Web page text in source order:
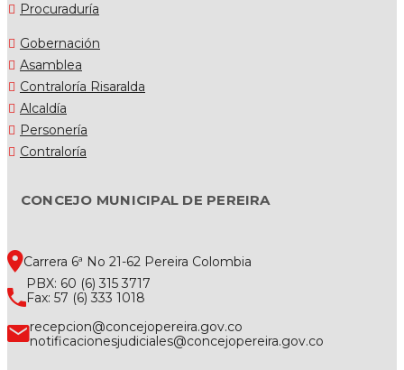
Procuraduría
Gobernación
Asamblea
Contraloría Risaralda
Alcaldía
Personería
Contraloría
CONCEJO MUNICIPAL DE PEREIRA
Carrera 6ª No 21-62 Pereira Colombia
PBX: 60 (6) 315 3717
Fax: 57 (6) 333 1018
recepcion@concejopereira.gov.co
notificacionesjudiciales@concejopereira.gov.co